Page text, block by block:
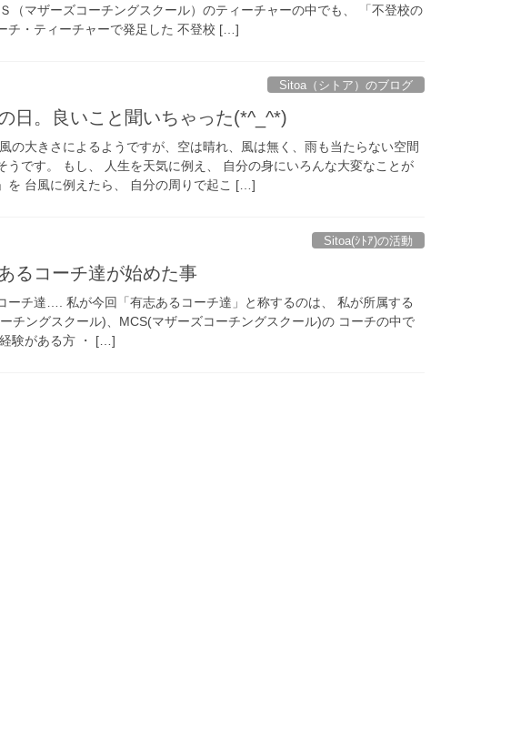
（マザーズコーチングスクール）のティーチャーの中でも、 「不登校の
チ・ティーチャーで発足した 不登校 […]
Sitoa（シトア）のブログ
日。良いこと聞いちゃった(*^_^*)
の大きさによるようですが、空は晴れ、風は無く、雨も当たらない空間
うです。 もし、 人生を天気に例え、 自分の身にいろんな大変なことが
を 台風に例えたら、 自分の周りで起こ […]
Sitoa(ｼﾄｱ)の活動
るコーチ達が始めた事
ーチ達…. 私が今回「有志あるコーチ達」と称するのは、 私が所属する
チングスクール)、MCS(マザーズコーチングスクール)の コーチの中で
験がある方 ・ […]